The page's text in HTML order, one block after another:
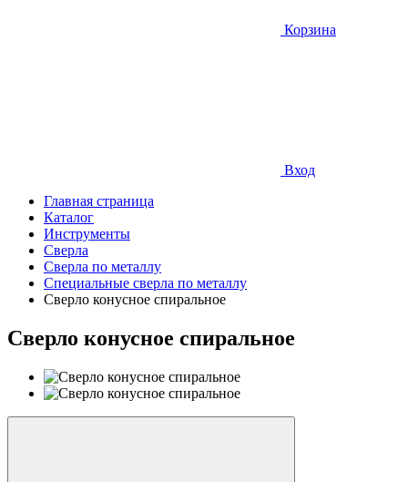
Корзина
Вход
Главная страница
Каталог
Инструменты
Сверла
Сверла по металлу
Специальные сверла по металлу
Сверло конусное спиральное
Сверло конусное спиральное